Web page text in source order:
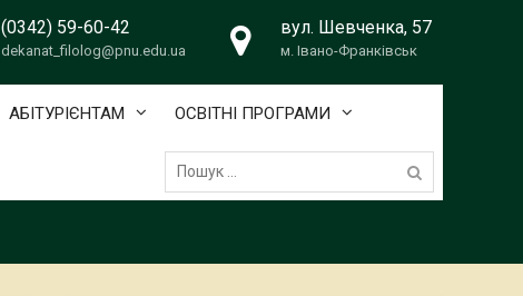
(0342) 59-60-42
dekanat_filolog@pnu.edu.ua
вул. Шевченка, 57
м. Івано-Франківськ
АБІТУРІЄНТАМ ОСВІТНІ ПРОГРАМИ
Пошук: